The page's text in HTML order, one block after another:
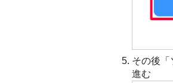
その後「
進む